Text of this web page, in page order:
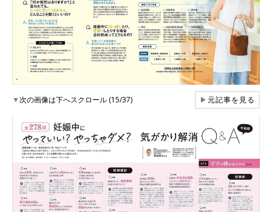
▼次の画像は下へスクロール (15/37) ▶元記事を見る